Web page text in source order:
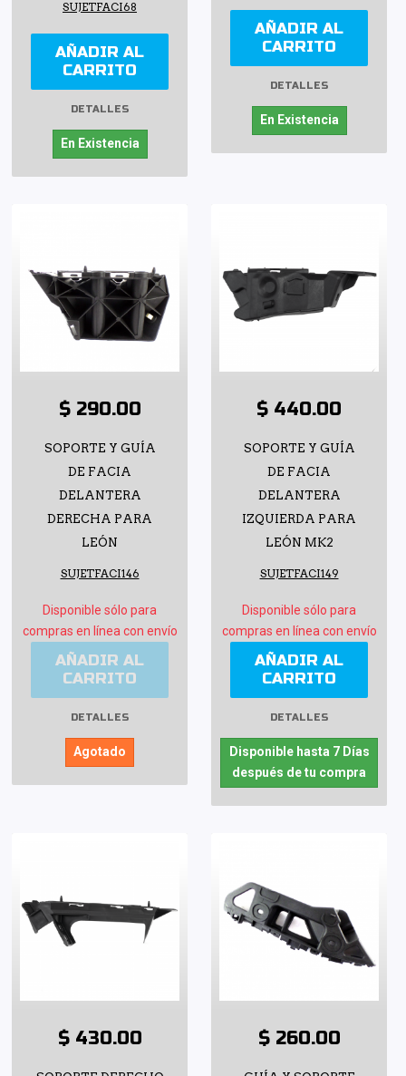
SUJETFACI68
AÑADIR AL
CARRITO
DETALLES
En Existencia
AÑADIR AL
CARRITO
DETALLES
En Existencia
$ 290.00
SOPORTE Y GUÍA
DE FACIA
DELANTERA
DERECHA PARA
LEÓN
SUJETFACI146
Disponible sólo para
compras en línea con envío
AÑADIR AL
CARRITO
DETALLES
Agotado
$ 440.00
SOPORTE Y GUÍA
DE FACIA
DELANTERA
IZQUIERDA PARA
LEÓN MK2
SUJETFACI149
Disponible sólo para
compras en línea con envío
AÑADIR AL
CARRITO
DETALLES
Disponible hasta 7 Días
después de tu compra
$ 430.00 $ 260.00